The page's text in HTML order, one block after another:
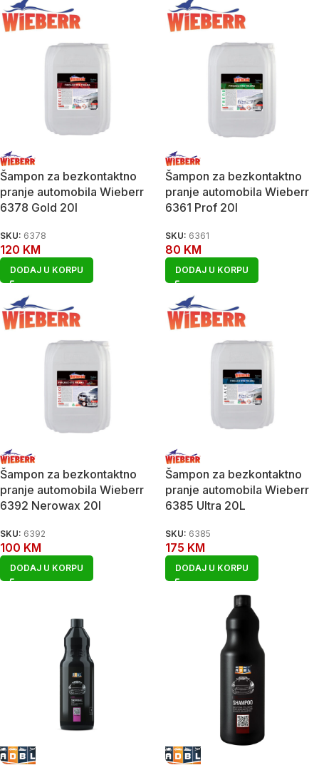
Šampon za bezkontaktno
pranje automobila Wieberr
6378 Gold 20l
SKU: 6378
120 KM
DODAJ U KORPU
Šampon za bezkontaktno
pranje automobila Wieberr
6361 Prof 20l
SKU: 6361
80 KM
DODAJ U KORPU
Šampon za bezkontaktno
pranje automobila Wieberr
6392 Nerowax 20l
SKU: 6392
100 KM
DODAJ U KORPU
Šampon za bezkontaktno
pranje automobila Wieberr
6385 Ultra 20L
SKU: 6385
175 KM
DODAJ U KORPU